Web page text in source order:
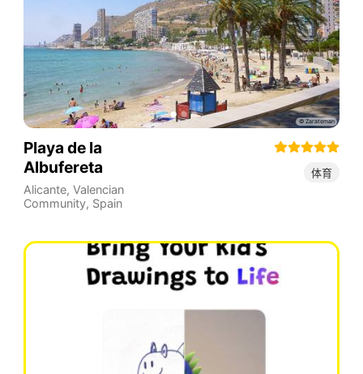
Playa de la
Albufereta
Alicante, Valencian
Community, Spain
体育